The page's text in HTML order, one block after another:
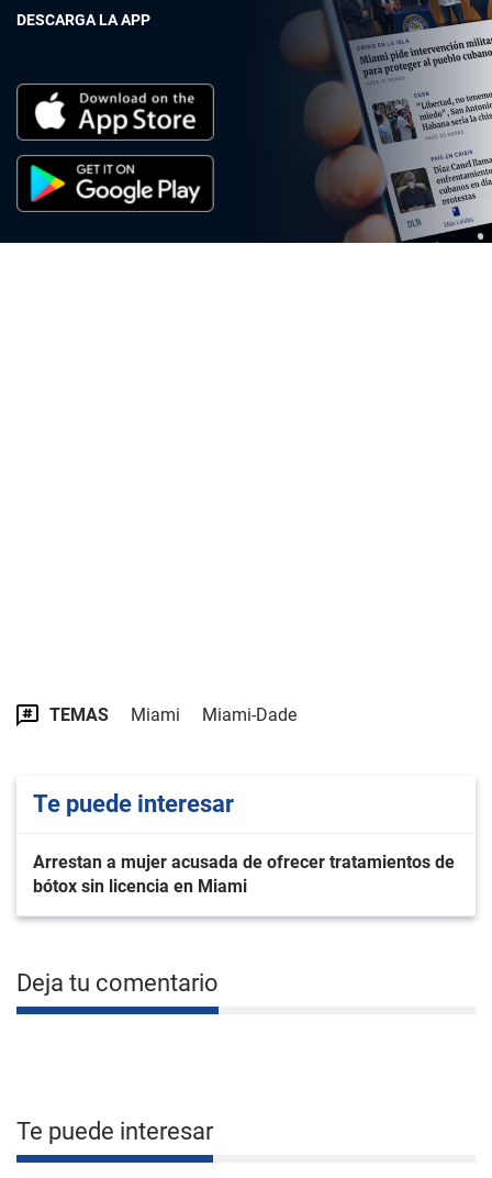
DESCARGA LA APP
TEMAS Miami Miami-Dade
Te puede interesar
Arrestan a mujer acusada de ofrecer tratamientos de
bótox sin licencia en Miami
Deja tu comentario
Te puede interesar